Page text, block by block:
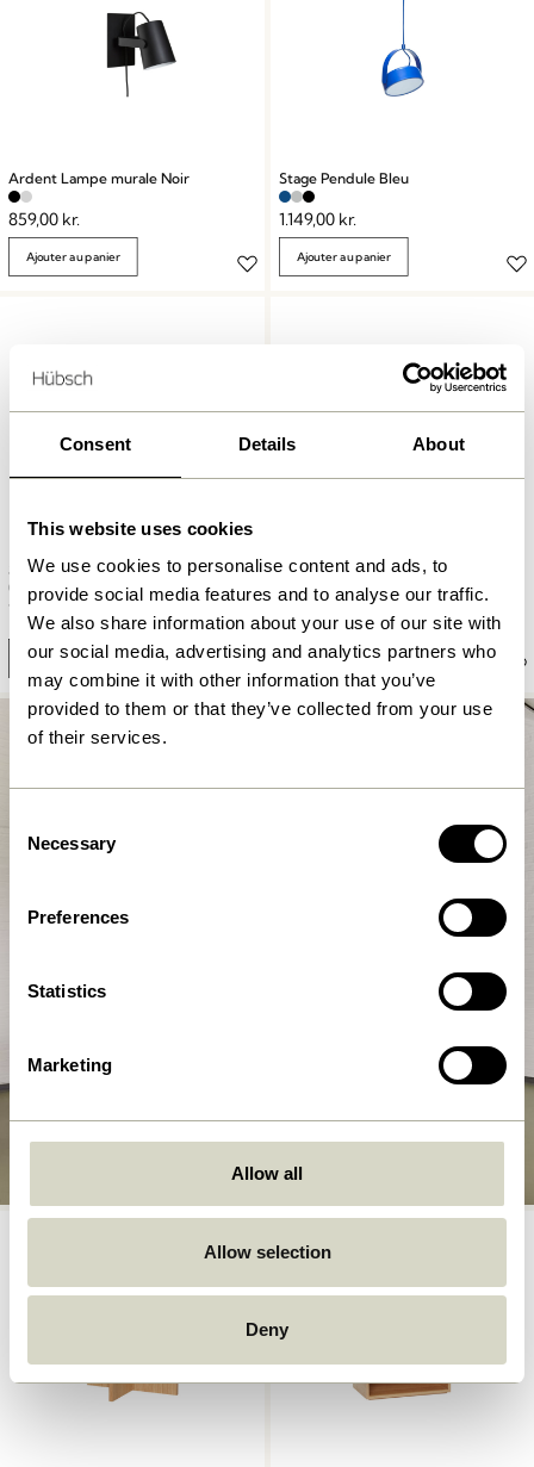
Consent Details About
This website uses cookies
We use cookies to personalise content and ads, to
provide social media features and to analyse our traffic.
We also share information about your use of our site with
our social media, advertising and analytics partners who
may combine it with other information that you’ve
provided to them or that they’ve collected from your use
of their services.
Selection
Necessary
Preferences
Statistics
Marketing
Allow all
Allow selection
Deny
Ardent Lampe murale Noir
859,00 kr.
Ajouter au panier
Stage Pendule Bleu
1.149,00 kr.
Ajouter au panier
Stage Pendule Gris
1.149,00
Ajouter au panier
Lotus Pots à suspendre Bleu
829,00kr.
Ajouter au panier